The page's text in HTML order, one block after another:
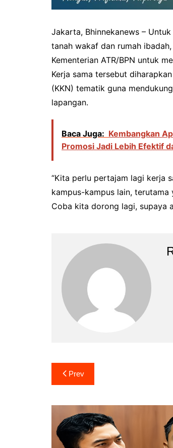
Jakarta, Bhinnekanews –
tanah wakaf dan rumah
Kementerian ATR/BPN untuk
Kerja sama tersebut
(KKN) tematik guna
lapangan.
Baca Juga: Kembangkan
Promosi Jadi Lebih Efektif
“Kita perlu pertajam lagi kerja
kampus-kampus lain,
Coba kita dorong lagi, supaya
Navigasi
pos
Prev